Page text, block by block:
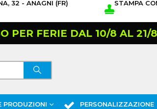
32 - ANAGNI (FR) STAMPA
PER FERIE DAL 10/8 AL 21/8
PRODUZIONI PERSONALIZZAZIONE